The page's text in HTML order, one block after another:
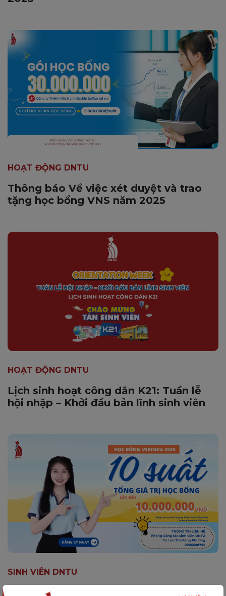
HOẠT ĐỘNG DNTU
Thông báo Về việc xét duyệt và trao
tặng học bổng VNS năm 2025
HOẠT ĐỘNG DNTU
Lịch sinh hoạt công dân K21: Tuần lễ
hội nhập – Khởi đầu bản lĩnh sinh viên
SINH VIÊN DNTU
Thông báo Về việc xét duyệt và trao